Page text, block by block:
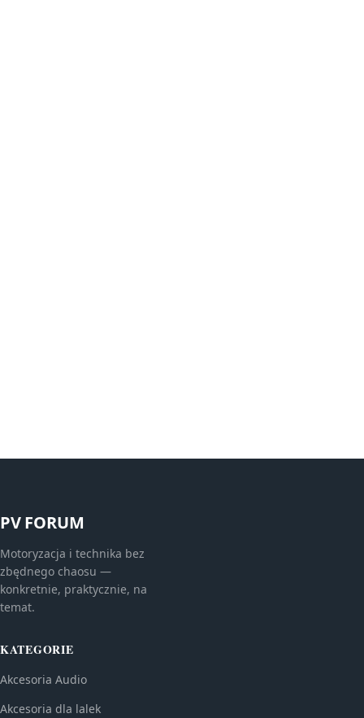
PV FORUM
Motoryzacja i technika bez
zbędnego chaosu —
konkretnie, praktycznie, na
temat.
KATEGORIE
Akcesoria Audio
Akcesoria dla lalek